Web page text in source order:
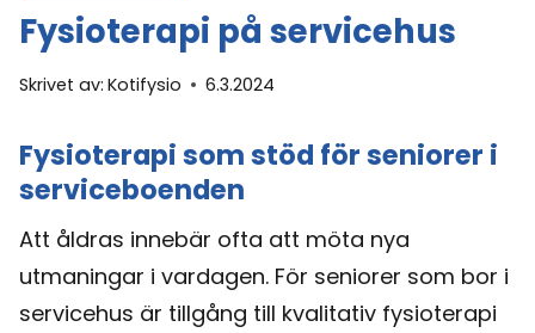
Fysioterapi på servicehus
Skrivet av: Kotifysio 6.3.2024
Fysioterapi som stöd för seniorer i
serviceboenden
Att åldras innebär ofta att möta nya
utmaningar i vardagen. För seniorer som bor i
servicehus är tillgång till kvalitativ fysioterapi